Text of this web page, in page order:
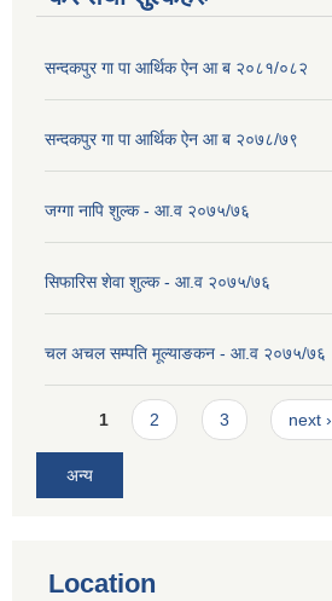
सन्दकपुर गा पा आर्थिक ऐन आ ब २०८१/०८२
सन्दकपुर गा पा आर्थिक ऐन आ ब २०७८/७९
जग्गा नापि शुल्क - आ.व २०७५/७६
सिफारिस शेवा शुल्क - आ.व २०७५/७६
चल अचल सम्पति मूल्याङकन - आ.व २०७५/७६
Pages
1 2 3 next ›
अन्य
Location